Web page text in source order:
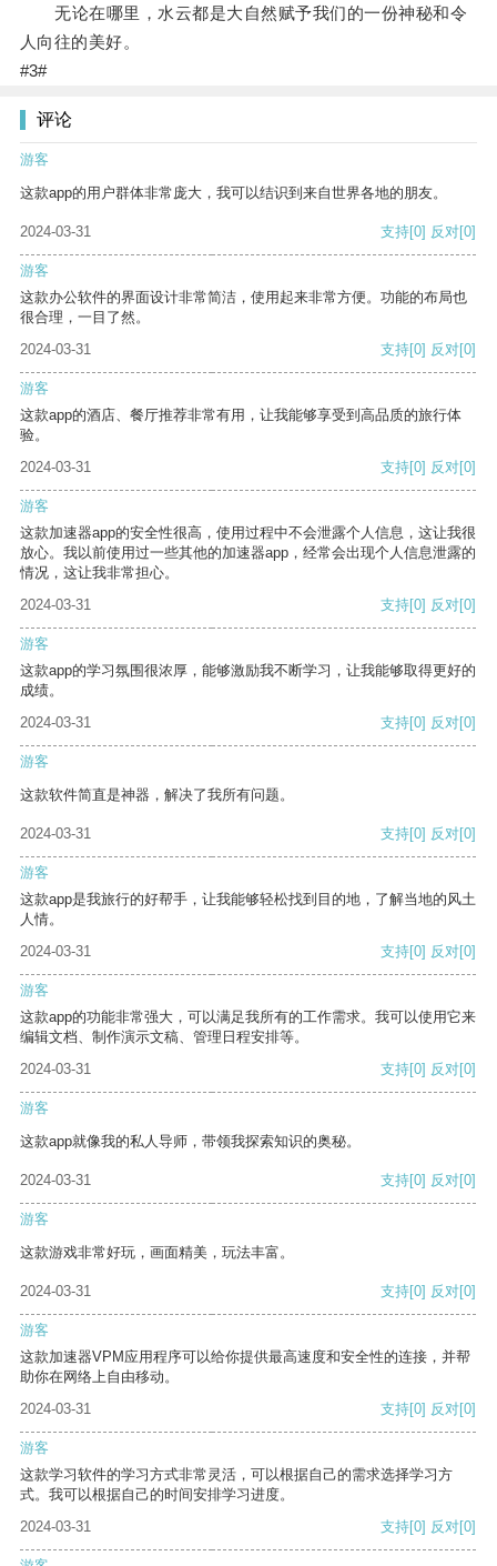
无论在哪里，水云都是大自然赋予我们的一份神秘和令
人向往的美好。
#3#
评论
游客
这款app的用户群体非常庞大，我可以结识到来自世界各地的朋友。
2024-03-31 支持[0] 反对[0]
游客
这款办公软件的界面设计非常简洁，使用起来非常方便。功能的布局也
很合理，一目了然。
2024-03-31
支持[0] 反对[0]
游客
这款app的酒店、餐厅推荐非常有用，让我能够享受到高品质的旅行体
验。
2024-03-31
支持[0] 反对[0]
游客
这款加速器app的安全性很高，使用过程中不会泄露个人信息，这让我很
放心。我以前使用过一些其他的加速器app，经常会出现个人信息泄露的
情况，这让我非常担心。
2024-03-31
支持[0] 反对[0]
游客
这款app的学习氛围很浓厚，能够激励我不断学习，让我能够取得更好的
成绩。
2024-03-31
支持[0] 反对[0]
游客
这款软件简直是神器，解决了我所有问题。
2024-03-31 支持[0] 反对[0]
游客
这款app是我旅行的好帮手，让我能够轻松找到目的地，了解当地的风土
人情。
2024-03-31
支持[0] 反对[0]
游客
这款app的功能非常强大，可以满足我所有的工作需求。我可以使用它来
编辑文档、制作演示文稿、管理日程安排等。
2024-03-31
支持[0] 反对[0]
游客
这款app就像我的私人导师，带领我探索知识的奥秘。
2024-03-31 支持[0] 反对[0]
游客
这款游戏非常好玩，画面精美，玩法丰富。
2024-03-31 支持[0] 反对[0]
游客
这款加速器VPM应用程序可以给你提供最高速度和安全性的连接，并帮
助你在网络上自由移动。
2024-03-31
支持[0] 反对[0]
游客
这款学习软件的学习方式非常灵活，可以根据自己的需求选择学习方
式。我可以根据自己的时间安排学习进度。
2024-03-31
支持[0] 反对[0]